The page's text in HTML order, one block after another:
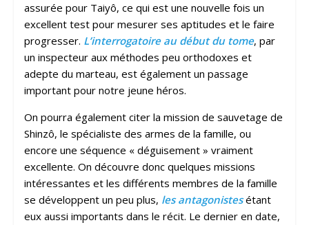
assurée pour Taiyô, ce qui est une nouvelle fois un
excellent test pour mesurer ses aptitudes et le faire
progresser. L’interrogatoire au début du tome, par
un inspecteur aux méthodes peu orthodoxes et
adepte du marteau, est également un passage
important pour notre jeune héros.
On pourra également citer la mission de sauvetage de
Shinzô, le spécialiste des armes de la famille, ou
encore une séquence « déguisement » vraiment
excellente. On découvre donc quelques missions
intéressantes et les différents membres de la famille
se développent un peu plus, les antagonistesétant
eux aussi importants dans le récit. Le dernier en date,